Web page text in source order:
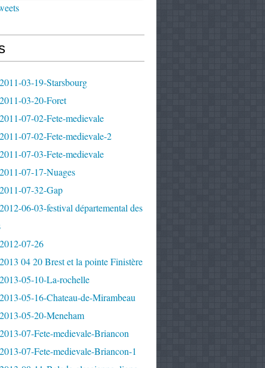
03-19-Starsbourg
03-20-Foret
07-02-Fete-medievale
07-02-Fete-medievale-2
07-03-Fete-medievale
07-17-Nuages
07-32-Gap
06-03-festival départemental des
07-26
04 20 Brest et la pointe Finistère
05-10-La-rochelle
05-16-Chateau-de-Mirambeau
05-20-Meneham
07-Fete-medievale-Briancon
07-Fete-medievale-Briancon-1